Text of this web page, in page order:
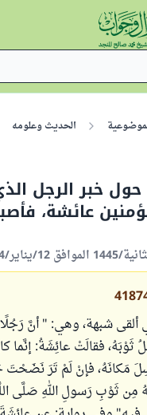
الحديث وعلومه
خبر الرجل
عائشة،
شبهة، وهي: " أنَّ رَجُلًا
فقالَتْ عائِشَةُ: إنَّما
مَكانَهُ، فإنْ لَمْ تَرَ نَضَحْتَ
مِن ثَوْبِ رَسولِ اللهِ صَلَّى